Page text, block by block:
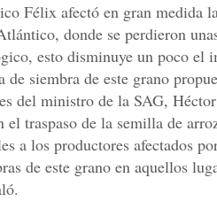
Félix afectó en gran medida
donde se perdieron
esto disminuye un poco el
siembra de este grano
del ministro de la SAG,
traspaso de la semilla de
a los productores afectados
de este grano en aquellos